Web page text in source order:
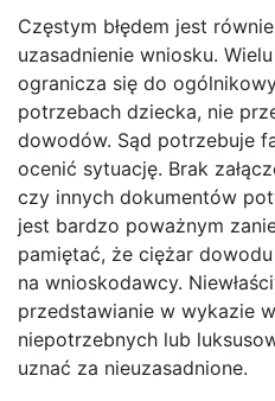
Częstym błędem jest
uzasadnienie wniosku.
ogranicza się do
potrzebach dziecka, nie
dowodów. Sąd potrzebuje
ocenić sytuację. Brak
czy innych dokumentów
jest bardzo poważnym
pamiętać, że ciężar
na wnioskodawcy.
przedstawianie w wykazie
niepotrzebnych lub
uznać za nieuzasadnione.